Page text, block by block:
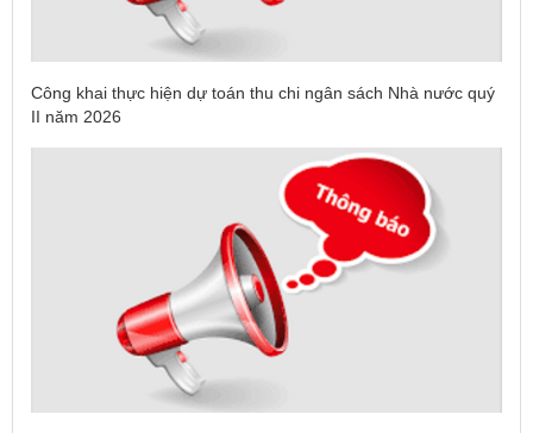
Công khai thực hiện dự toán thu chi ngân sách Nhà nước quý
II năm 2026